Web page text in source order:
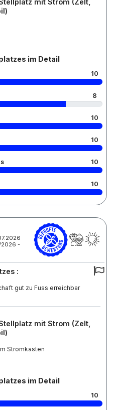
mit Strom (Zelt,
im Detail
10
8
10
10
10
10
2026 -
:
gut zu Fuss erreichbar
mit Strom (Zelt,
Stromkasten
im Detail
10